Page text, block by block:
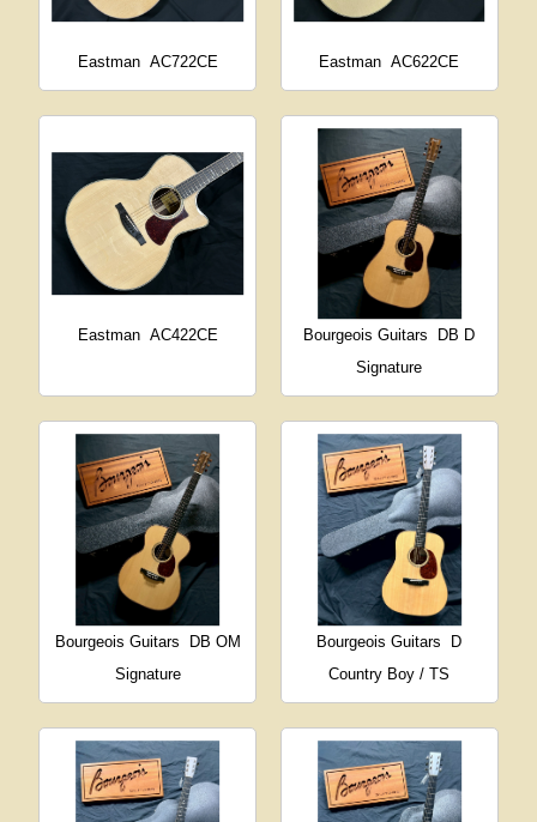
Eastman AC722CE Eastman AC622CE
Eastman AC422CE Bourgeois Guitars
DB D
Signature
Bourgeois Guitars
DB OM
Signature
Bourgeois Guitars
D
Country Boy / TS